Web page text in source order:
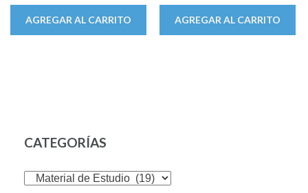
precio
original
precio
actual
AGREGAR AL CARRITO
precio
original
precio
actual
AGREGAR AL CARRITO
CATEGORÍAS